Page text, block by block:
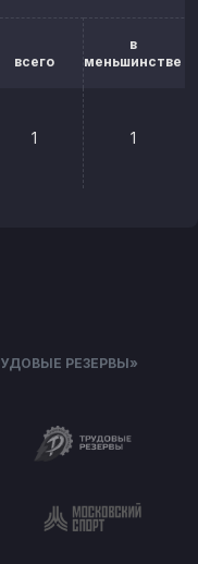
всего
в
меньшинстве
1 1
РЕЗЕРВЫ»